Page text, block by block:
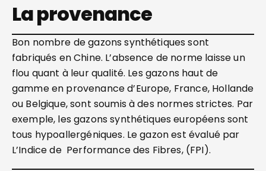
La provenance
Bon nombre de gazons synthétiques sont
fabriqués en Chine. L’absence de norme laisse un
flou quant à leur qualité. Les gazons haut de
gamme en provenance d’Europe, France, Hollande
ou Belgique, sont soumis à des normes strictes. Par
exemple, les gazons synthétiques européens sont
tous hypoallergéniques. Le gazon est évalué par
L’Indice de Performance des Fibres, (FPI).